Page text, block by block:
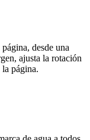
desde una
ajusta la rotación
página.